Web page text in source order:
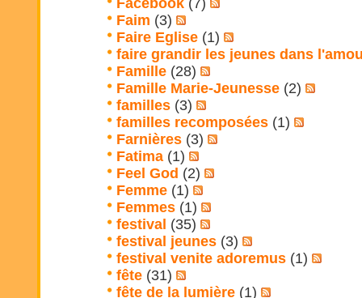
Facebook (7)
Faim (3)
Faire Eglise (1)
faire grandir les jeunes dans
Famille (28)
Famille Marie-Jeunesse (2)
familles (3)
familles recomposées (1)
Farnières (3)
Fatima (1)
Feel God (2)
Femme (1)
Femmes (1)
festival (35)
festival jeunes (3)
festival venite adoremus (1)
fête (31)
fête de la lumière (1)